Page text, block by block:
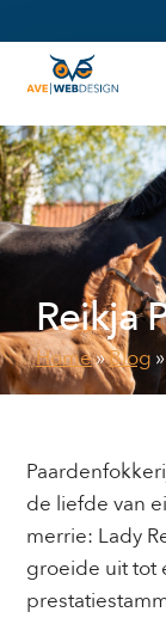
inhoud
Reikja
Home»Blog »
de liefde van
merrie: Lady
groeide uit tot